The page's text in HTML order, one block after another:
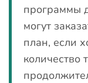
программы
могут
план, если
количество